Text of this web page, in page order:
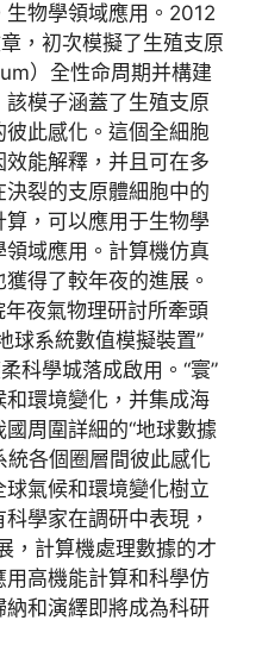
物學領域應用。2012
，初次模擬了生殖支原
）全性命周期并構建
模子涵蓋了生殖支原
此感化。這個全細胞
能解釋，并且可在多
裂的支原體細胞中的
，可以應用于生物學
域應用。計算機仿真
得了較年夜的進展。
夜氣物理研討所牽頭
球系統數值模擬裝置”
科學城落成啟用。“寰”
環境變化，并集成海
周圍詳細的“地球數據
統各個圈層間彼此感化
氣候和環境變化樹立
學家在調研中表現，
，計算機處理數據的才
高機能計算和科學仿
和演繹即將成為科研